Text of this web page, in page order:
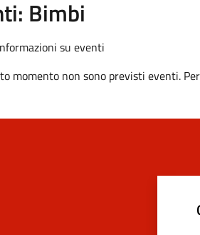
Bimbi
su eventi
momento non sono previsti eventi.